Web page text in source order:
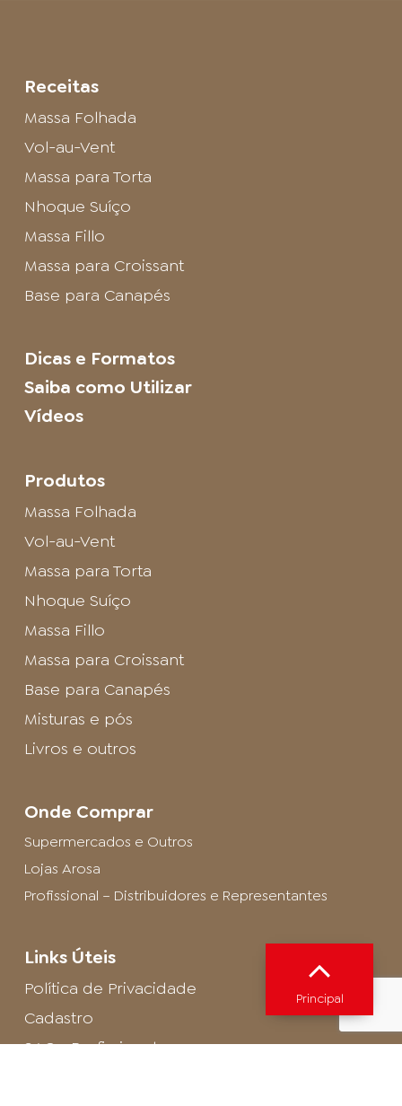
Receitas
Massa Folhada
Vol-au-Vent
Massa para Torta
Nhoque Suíço
Massa Fillo
Massa para Croissant
Base para Canapés
Dicas e Formatos
Saiba como Utilizar
Vídeos
Produtos
Massa Folhada
Vol-au-Vent
Massa para Torta
Nhoque Suíço
Massa Fillo
Massa para Croissant
Base para Canapés
Misturas e pós
Livros e outros
Onde Comprar
Supermercados e Outros
Lojas Arosa
Profissional – Distribuidores e Representantes
Links Úteis
Política de Privacidade
Cadastro
SAC - Profissional
Principal